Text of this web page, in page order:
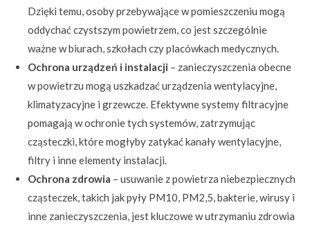
Dzięki temu, osoby przebywające w pomieszczeniu mogą
oddychać czystszym powietrzem, co jest szczególnie
ważne w biurach, szkołach czy placówkach medycznych.
Ochrona urządzeń i instalacji – zanieczyszczenia obecne
w powietrzu mogą uszkadzać urządzenia wentylacyjne,
klimatyzacyjne i grzewcze. Efektywne systemy filtracyjne
pomagają w ochronie tych systemów, zatrzymując
cząsteczki, które mogłyby zatykać kanały wentylacyjne,
filtry i inne elementy instalacji.
Ochrona zdrowia – usuwanie z powietrza niebezpiecznych
cząsteczek, takich jak pyły PM10, PM2,5, bakterie, wirusy i
inne zanieczyszczenia, jest kluczowe w utrzymaniu zdrowia